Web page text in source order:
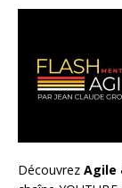
Découvrez Agile